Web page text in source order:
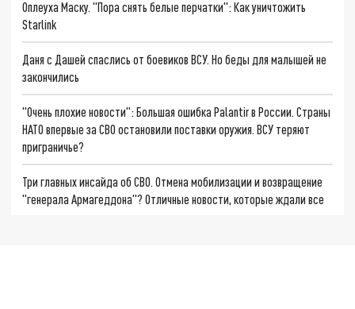
Оплеуха Маску. "Пора снять белые перчатки": Как уничтожить
Starlink
Даня с Дашей спаслись от боевиков ВСУ. Но беды для малышей не
закончились
"Очень плохие новости": Большая ошибка Palantir в России. Страны
НАТО впервые за СВО остановили поставки оружия. ВСУ теряют
приграничье?
Три главных инсайда об СВО. Отмена мобилизации и возвращение
"генерала Армагеддона"? Отличные новости, которые ждали все